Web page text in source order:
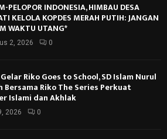
PELOPOR INDONESIA, HIMBAU DESA
KELOLA KOPDES MERAH PUTIH: JANGAN
WAKTU UTANG*
2, 2026 0
Riko Goes to School, SD Islam Nurul
Bersama Riko The Series Perkuat
Islami dan Akhlak
2026 0